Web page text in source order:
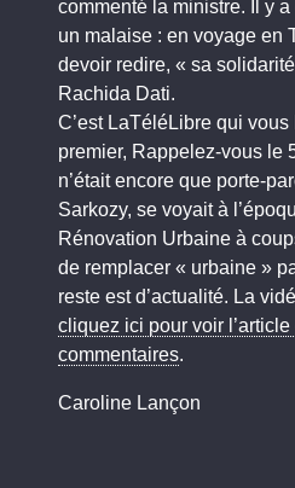
commenté la ministre. Il y
un malaise : en voyage en
devoir redire, « sa
Rachida Dati.
C’est LaTéléLibre qui vous
premier, Rappelez-vous le
n’était encore que porte-
Sarkozy, se voyait à
Rénovation Urbaine à
de remplacer « urbaine »
reste est d’actualité. La
cliquez ici pour voir
commentaires.
Caroline Lançon